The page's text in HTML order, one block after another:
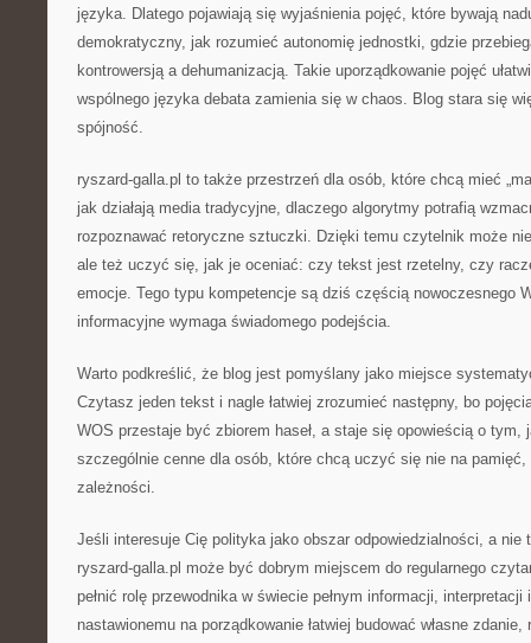
języka. Dlatego pojawiają się wyjaśnienia pojęć, które bywają
demokratyczny, jak rozumieć autonomię jednostki, gdzie
kontrowersją a dehumanizacją. Takie uporządkowanie pojęć
wspólnego języka debata zamienia się w chaos. Blog stara się
spójność.
ryszard-galla.pl to także przestrzeń dla osób, które chcą mieć
jak działają media tradycyjne, dlaczego algorytmy potrafią
rozpoznawać retoryczne sztuczki. Dzięki temu czytelnik może
ale też uczyć się, jak je oceniać: czy tekst jest rzetelny, czy
emocje. Tego typu kompetencje są dziś częścią nowoczesnego
informacyjne wymaga świadomego podejścia.
Warto podkreślić, że blog jest pomyślany jako miejsce
Czytasz jeden tekst i nagle łatwiej zrozumieć następny, bo
WOS przestaje być zbiorem haseł, a staje się opowieścią o tym,
szczególnie cenne dla osób, które chcą uczyć się nie na
zależności.
Jeśli interesuje Cię polityka jako obszar odpowiedzialności, a nie
ryszard-galla.pl może być dobrym miejscem do regularnego
pełnić rolę przewodnika w świecie pełnym informacji,
nastawionemu na porządkowanie łatwiej budować własne